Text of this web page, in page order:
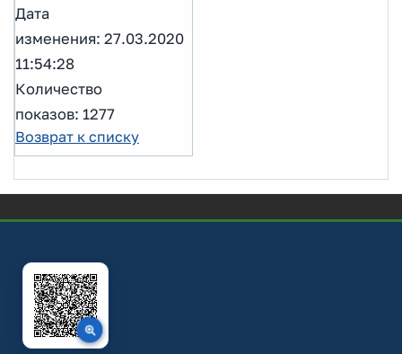
Дата
изменения: 27.03.2020
11:54:28
Количество
показов: 1277
Возврат к списку